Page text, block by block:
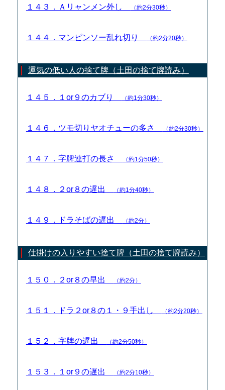
１４３．Ａリャンメン外し （約2分30秒）
１４４．マンピンソー乱れ切り （約2分20秒）
運気の低い人の捨て牌（土田の捨て牌読み）
１４５．１or９のカブり （約1分30秒）
１４６．ツモ切りヤオチューの多さ （約2分30秒）
１４７．字牌連打の長さ （約1分50秒）
１４８．２or８の遅出 （約1分40秒）
１４９．ドラそばの遅出 （約2分）
仕掛けの入りやすい捨て牌（土田の捨て牌読み）
１５０．２or８の早出 （約2分）
１５１．ドラ２or８の１・９手出し （約2分20秒）
１５２．字牌の遅出 （約2分50秒）
１５３．１or９の遅出 （約2分10秒）